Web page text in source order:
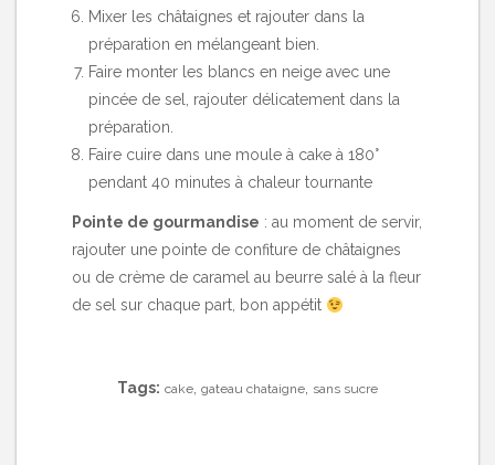
Mixer les châtaignes et rajouter dans la
préparation en mélangeant bien.
Faire monter les blancs en neige avec une
pincée de sel, rajouter délicatement dans la
préparation.
Faire cuire dans une moule à cake à 180°
pendant 40 minutes à chaleur tournante
Pointe de gourmandise : au moment de servir,
rajouter une pointe de confiture de châtaignes
ou de crème de caramel au beurre salé à la fleur
de sel sur chaque part, bon appétit
Tags: cake, gateau chataigne, sans sucre